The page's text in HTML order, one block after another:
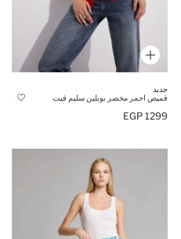
جديد
قميص احمر مخصر بوبلين سليم فيت
1299 EGP